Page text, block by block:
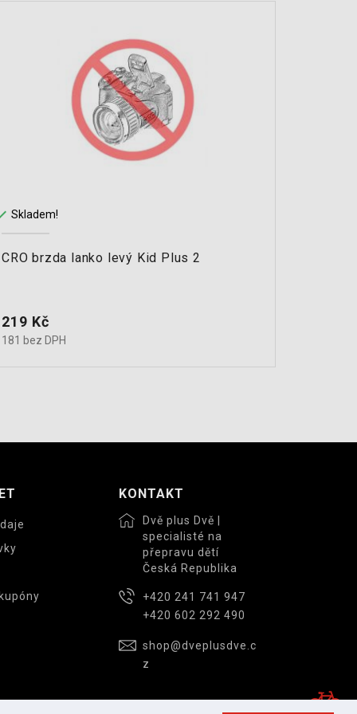
Skladem!
CRO brzda lanko levý Kid Plus 2
Cena
219 Kč
181 bez DPH
KONTAKT
Dvě plus Dvě |
specialisté na
přepravu dětí
Česká Republika
+420 241 741 947
+420 602 292 490
shop@dveplusdve.c
z